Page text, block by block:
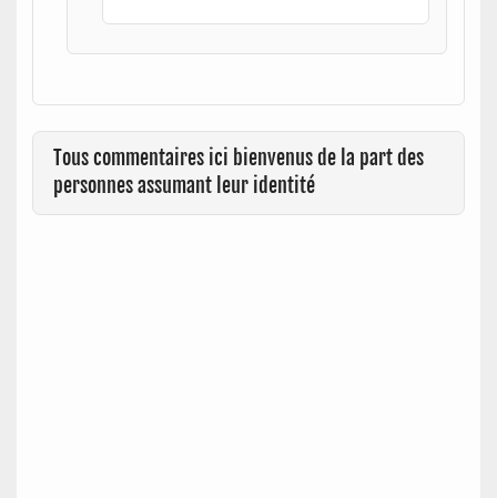
Tous commentaires ici bienvenus de la part des
personnes assumant leur identité